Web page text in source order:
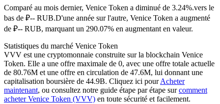
Futures utilisant l'USDC comme garantie
Comparé au mois dernier, Venice Token a diminué de 3.24%.vers le
bas de ₽-- RUB.D'une année sur l'autre, Venice Token a augmenté
de ₽-- RUB, marquant un 290.07% en augmentant en valeur.
Statistiques du marché Venice Token
VVV est une cryptomonnaie construite sur la blockchain Venice
Token. Elle a une offre maximale de 0, avec une offre totale actuelle
de 80.76M et une offre en circulation de 47.6M, lui donnant une
capitalisation boursière de 44.9B. Cliquez ici pourAcheter
maintenant, ou consultez notre guide étape par étape surcomment
acheter Venice Token (VVV) en toute sécurité et facilement.